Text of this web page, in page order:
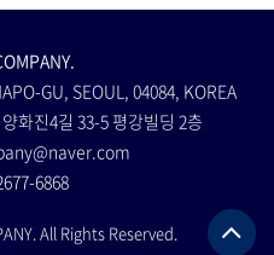
GU, SEOUL, 04084, KOREA
화진4길 33-5 평강빌딩 2층
6868
All Rights Reserved.